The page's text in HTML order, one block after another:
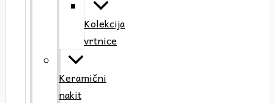
Kolekcija
vrtnice
Keramični
nakit